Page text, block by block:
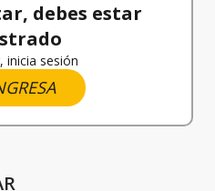
debes estar
inicia sesión